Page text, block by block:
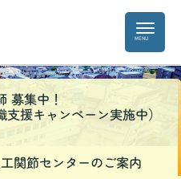
募集中！
支援キャンペーン実施中）
関節センターのご案内